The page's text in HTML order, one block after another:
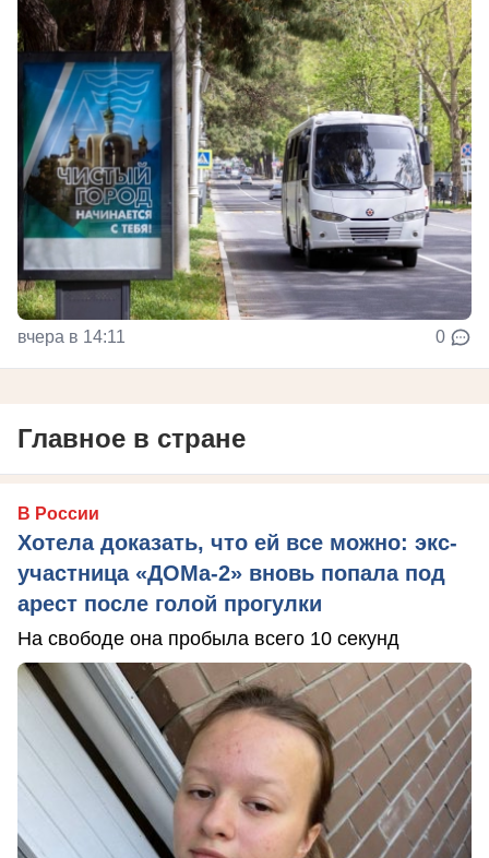
вчера в 14:11 0
Главное в стране
В России
Хотела доказать, что ей все можно: экс-
участница «ДОМа-2» вновь попала под
арест после голой прогулки
На свободе она пробыла всего 10 секунд